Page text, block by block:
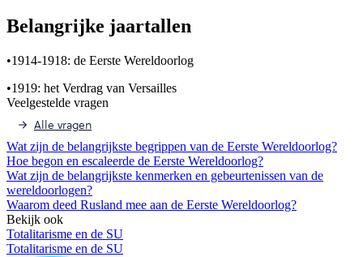
Belangrijke jaartallen
•1914-1918: de Eerste Wereldoorlog
•1919: het Verdrag van Versailles
Veelgestelde vragen
Alle vragen
Wat zijn de belangrijkste begrippen van de Eerste Wereldoorlog?
Hoe begon en escaleerde de Eerste Wereldoorlog?
Wat zijn de belangrijkste kenmerken en gebeurtenissen van de
wereldoorlogen?
Waarom deed Rusland mee aan de Eerste Wereldoorlog?
Bekijk ook
Totalitarisme en de SU
Totalitarisme en de SU